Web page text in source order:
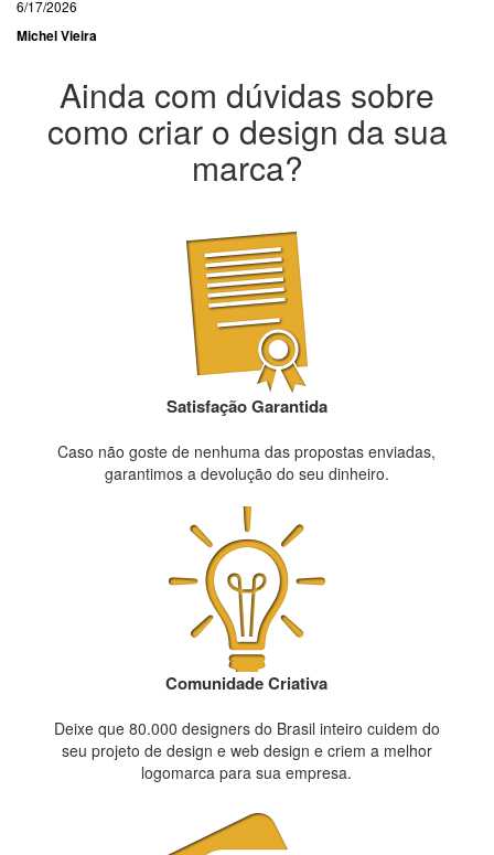
6/17/2026
Michel Vieira
Ainda com dúvidas sobre
como criar o design da sua
marca?
Satisfação Garantida
Caso não goste de nenhuma das propostas enviadas,
garantimos a devolução do seu dinheiro.
Comunidade Criativa
Deixe que 80.000 designers do Brasil inteiro cuidem do
seu projeto de design e web design e criem a melhor
logomarca para sua empresa.